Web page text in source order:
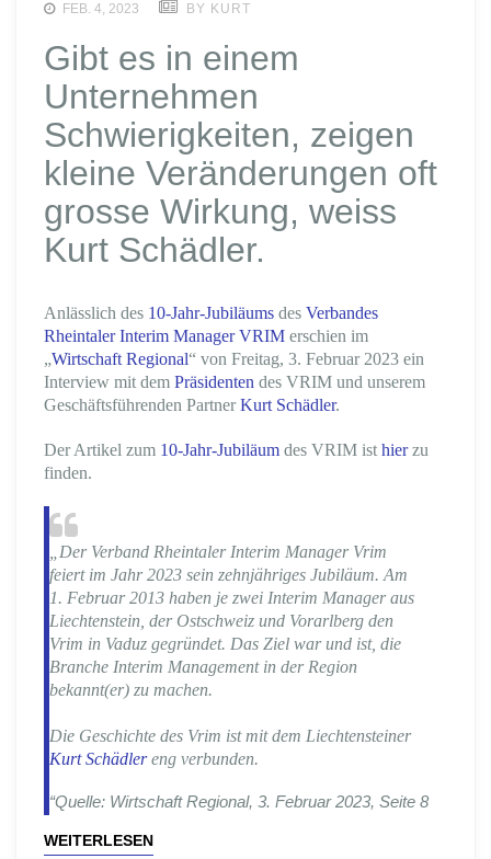
FEB. 4, 2023 BY KURT
Gibt es in einem
Unternehmen
Schwierigkeiten, zeigen
kleine Veränderungen oft
grosse Wirkung, weiss
Kurt Schädler.
Anlässlich des 10-Jahr-Jubiläums des Verbandes
Rheintaler Interim Manager VRIM erschien im
„Wirtschaft Regional“ von Freitag, 3. Februar 2023 ein
Interview mit dem Präsidenten des VRIM und unserem
Geschäftsführenden PartnerKurt Schädler.
Der Artikel zum 10-Jahr-Jubiläum des VRIM ist hierzu
finden.
„Der Verband Rheintaler Interim Manager Vrim
feiert im Jahr 2023 sein zehnjähriges Jubiläum. Am
1. Februar 2013 haben je zwei Interim Manager aus
Liechtenstein, der Ostschweiz und Vorarlberg den
Vrim in Vaduz gegründet. Das Ziel war und ist, die
Branche Interim Management in der Region
bekannt(er) zu machen.
Die Geschichte des Vrim ist mit dem Liechtensteiner
Kurt Schädlereng verbunden.
“Quelle: Wirtschaft Regional, 3. Februar 2023, Seite 8
WEITERLESEN